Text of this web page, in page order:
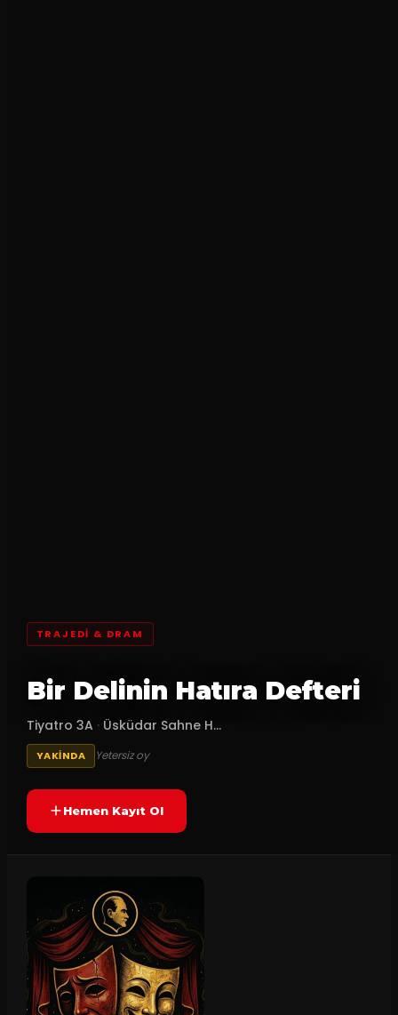
TRAJEDI & DRAM
Bir Delinin Hatıra Defteri
Tiyatro 3A · Üsküdar Sahne H...
YAKINDA Yetersiz oy
Hemen Kayıt Ol